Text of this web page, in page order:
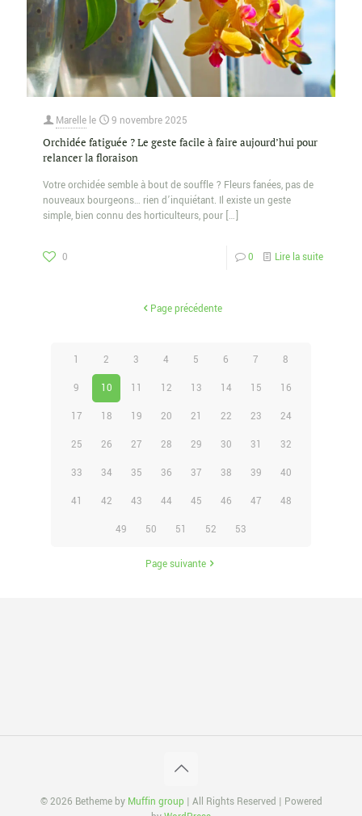
Marelle le 9 novembre 2025
Orchidée fatiguée ? Le geste facile à faire aujourd’hui pour
relancer la floraison
Votre orchidée semble à bout de souffle ? Fleurs fanées, pas de
nouveaux bourgeons… rien d’inquiétant. Il existe un geste
simple, bien connu des horticulteurs, pour […]
0 0 Lire la suite
Page précédente
1 2 3 4 5 6 7 8
9 10 11 12 13 14 15 16
17 18 19 20 21 22 23 24
25 26 27 28 29 30 31 32
33 34 35 36 37 38 39 40
41 42 43 44 45 46 47 48
49 50 51 52 53
Page suivante
© 2026 Betheme by Muffin group | All Rights Reserved | Powered